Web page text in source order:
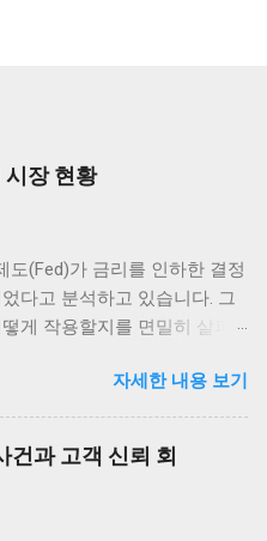
시장 현황
(Fed)가 금리를 인하한 결정
다고 분석하고 있습니다. 그
게 작용할지를 면밀히 살펴
목받고 있습니다. 암호화폐
흥미로운 반응을 보이고 있
금리 인하 발표 이후, 여러
로 상승세를 타기 시작했습니
에 의하면 이미 시장에 반영
습니다. 가장 먼저 비트코인
자세한 내용 보기
건과 고객 신뢰 회